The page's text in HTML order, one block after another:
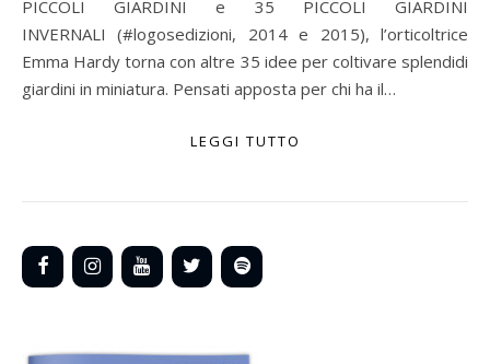
PICCOLI GIARDINI e 35 PICCOLI GIARDINI
INVERNALI (#logosedizioni, 2014 e 2015), l’orticoltrice
Emma Hardy torna con altre 35 idee per coltivare splendidi
giardini in miniatura. Pensati apposta per chi ha il…
LEGGI TUTTO